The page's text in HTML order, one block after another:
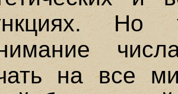
Но
на все